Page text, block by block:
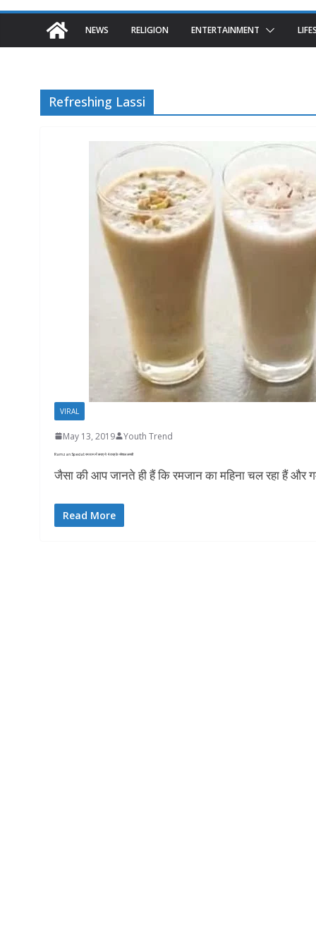
NEWS RELIGION ENTERTAINMENT
Refreshing Lassi
VIRAL
May 13, 2019 Youth Trend
Ramzan Special: रमजान में बनाए ये 4 तरह के स्पेशल लस्सी
जैसा की आप जानते ही हैं कि रमजान का महिना चल रहा हैं और
Read More